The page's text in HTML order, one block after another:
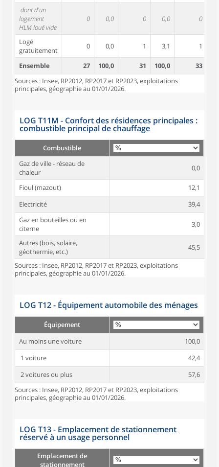
dont d'un
logement
HLM loué vide
0 0,0 0 0,0 0
Logé
gratuitement
0 0,0 1 3,1 1
Ensemble 27 100,0 31 100,0 33
Sources : Insee, RP2012, RP2017 et RP2023, exploitations
principales, géographie au 01/01/2026.
LOG T11M - Confort des résidences principales :
combustible principal de chauffage
Combustible
Gaz de ville - réseau de
chaleur
0,0
Fioul (mazout)
12,1
Electricité
39,4
Gaz en bouteilles ou en
citerne
3,0
Autres (bois, solaire,
géothermie, etc.)
45,5
Sources : Insee, RP2012, RP2017 et RP2023, exploitations
principales, géographie au 01/01/2026.
LOG T12 - Équipement automobile des ménages
Équipement
Au moins une voiture
100,0
1 voiture
42,4
2 voitures ou plus
57,6
Sources : Insee, RP2012, RP2017 et RP2023, exploitations
principales, géographie au 01/01/2026.
LOG T13 - Emplacement de stationnement
réservé à un usage personnel
Emplacement de
stationnement